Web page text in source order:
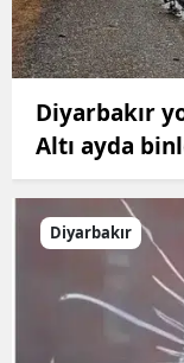
Diyarbakır
Altı ayda
Diyarbakır